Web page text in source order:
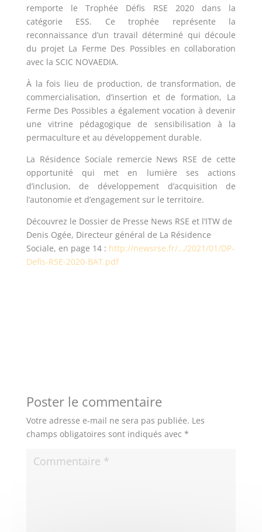
remporte le Trophée Défis RSE 2020 dans la
catégorie ESS. Ce trophée représente la
reconnaissance d’un travail déterminé qui découle
du projet La Ferme Des Possibles en collaboration
avec la SCIC NOVAEDIA.
À la fois lieu de production, de transformation, de
commercialisation, d’insertion et de formation, La
Ferme Des Possibles a également vocation à devenir
une vitrine pédagogique de sensibilisation à la
permaculture et au développement durable.
La Résidence Sociale remercie News RSE de cette
opportunité qui met en lumière ses actions
d’inclusion, de développement d’acquisition de
l’autonomie et d’engagement sur le territoire.
Découvrez le Dossier de Presse News RSE et l’ITW de
Denis Ogée, Directeur général de La Résidence
Sociale, en page 14 : http://newsrse.fr/…/2021/01/DP-
Defis-RSE-2020-BAT.pdf
Poster le commentaire
Votre adresse e-mail ne sera pas publiée. Les
champs obligatoires sont indiqués avec *